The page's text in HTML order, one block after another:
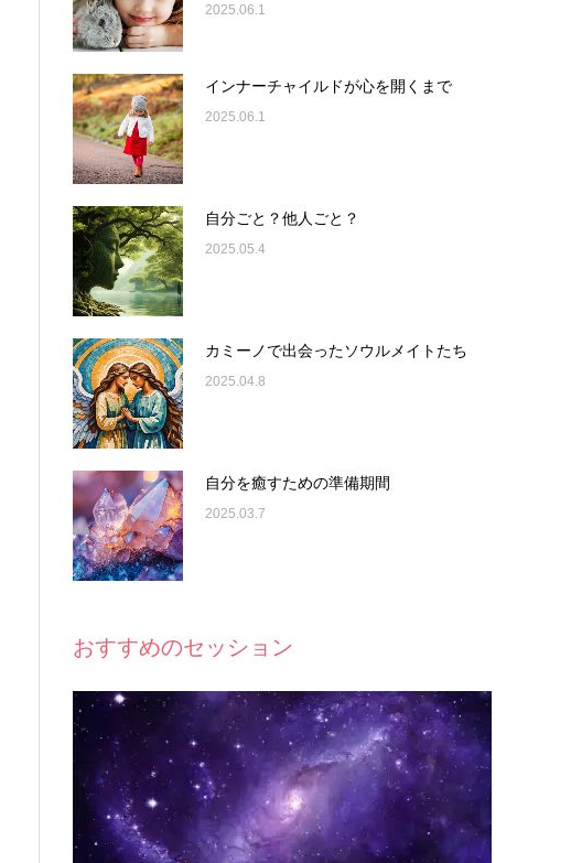
2025.06.1
インナーチャイルドが心を開くまで
2025.06.1
自分ごと？他人ごと？
2025.05.4
カミーノで出会ったソウルメイトたち
2025.04.8
自分を癒すための準備期間
2025.03.7
おすすめのセッション